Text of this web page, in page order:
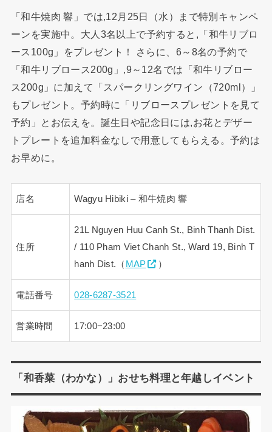
「和牛焼肉 響」では,12月25日（水）まで特別キャンペ
ーンを実施中。大人3名以上で予約すると,「和牛リブロ
ース100g」をプレゼント！ さらに、6～8名の予約で
「和牛リブロース200g」,9～12名では「和牛リブロー
ス200g」に加えて「スパークリングワイン（720ml）」
もプレゼント。予約時に「リブロースプレゼントを見て
予約」とお伝えを。誕生日や記念日には,お花とデザー
トプレートを追加料金なしで用意してもらえる。予約は
お早めに。
店名 Wagyu Hibiki – 和牛焼肉 響
住所
21L Nguyen Huu Canh St., Binh Thanh Dist.
/ 110 Pham Viet Chanh St., Ward 19, Binh T
hanh Dist.（ MAP ）
電話番号 028-6287-3521
営業時間 17:00−23:00
「和香菜（わかな）」おせち料理と年越しイベント